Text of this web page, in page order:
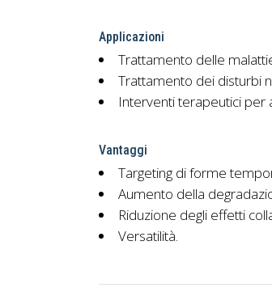
Applicazioni
Trattamento delle
Trattamento dei disturbi
Interventi terapeutici per
Vantaggi
Targeting di forme
Aumento della
Riduzione degli effetti
Versatilità.